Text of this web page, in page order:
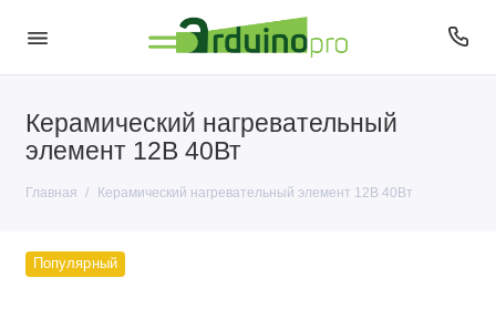
Керамический нагревательный
элемент 12В 40Вт
Главная Керамический нагревательный элемент 12В 40Вт
Популярный